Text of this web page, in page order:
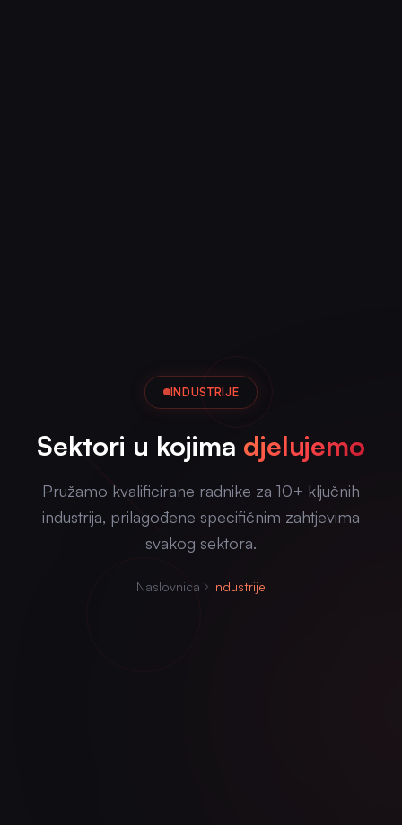
INDUSTRIJE
Sektori u kojima djelujemo
Pružamo kvalificirane radnike za 10+ ključnih
industrija, prilagođene specifičnim zahtjevima
svakog sektora.
Naslovnica Industrije